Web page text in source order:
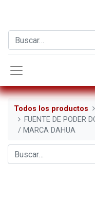
Todos los productos
FUENTE DE PODER
/ MARCA DAHUA